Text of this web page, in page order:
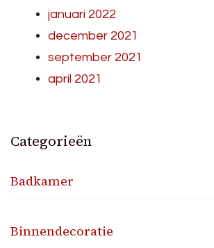
januari 2022
december 2021
september 2021
april 2021
Categorieën
Badkamer
Binnendecoratie